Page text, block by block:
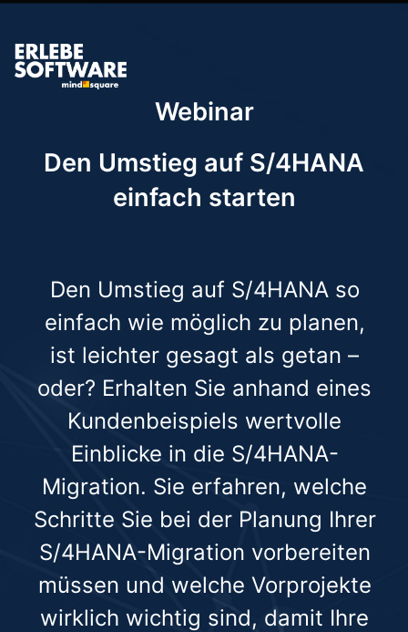
Webinar
Den Umstieg auf S/4HANA
einfach starten
Den Umstieg auf S/4HANA so
einfach wie möglich zu planen,
ist leichter gesagt als getan –
oder? Erhalten Sie anhand eines
Kundenbeispiels wertvolle
Einblicke in die S/4HANA-
Migration. Sie erfahren, welche
Schritte Sie bei der Planung Ihrer
S/4HANA-Migration vorbereiten
müssen und welche Vorprojekte
wirklich wichtig sind, damit Ihre